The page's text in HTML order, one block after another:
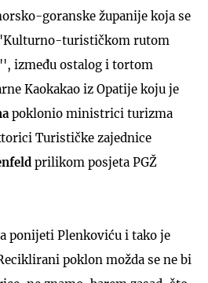
goranske županije koja se
turističkom rutom
između ostalog i tortom
Kaokakao iz Opatije koju je
poklonio ministrici turizma
Turističke zajednice
prilikom posjeta PGŽ
ponijeti Plenkoviću i tako je
poklon možda se ne bi